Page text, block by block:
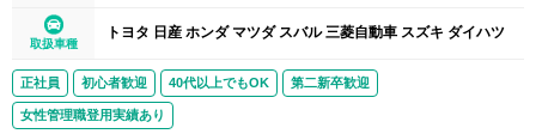
取扱車種
トヨタ 日産 ホンダ マツダ スバル 三菱自動車 スズキ ダイハツ
正社員 初心者歓迎 40代以上でもOK 第二新卒歓迎
女性管理職登用実績あり